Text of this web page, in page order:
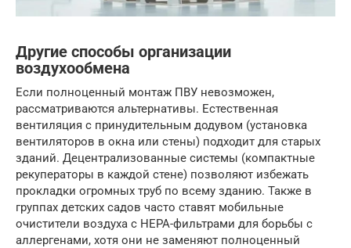
Другие способы организации
воздухообмена
Если полноценный монтаж ПВУ невозможен,
рассматриваются альтернативы. Естественная
вентиляция с принудительным додувом (установка
вентиляторов в окна или стены) подходит для старых
зданий. Децентрализованные системы (компактные
рекуператоры в каждой стене) позволяют избежать
прокладки огромных труб по всему зданию. Также в
группах детских садов часто ставят мобильные
очистители воздуха с HEPA-фильтрами для борьбы с
аллергенами, хотя они не заменяют полноценный